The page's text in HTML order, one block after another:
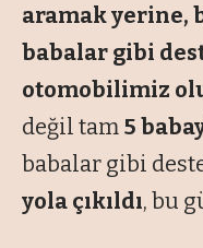
aramak yerine,
babalar gibi
otomobilimiz
değil tam 5
babalar gibi
yola çıkıldı, bu